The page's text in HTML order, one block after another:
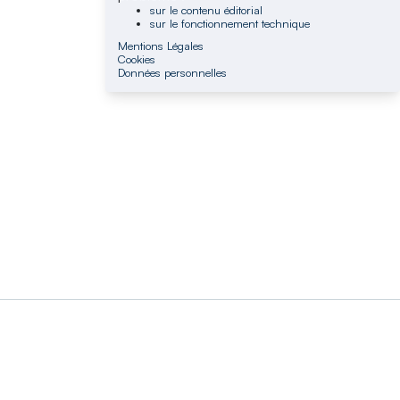
sur le contenu éditorial
sur le fonctionnement technique
Mentions Légales
Cookies
Données personnelles